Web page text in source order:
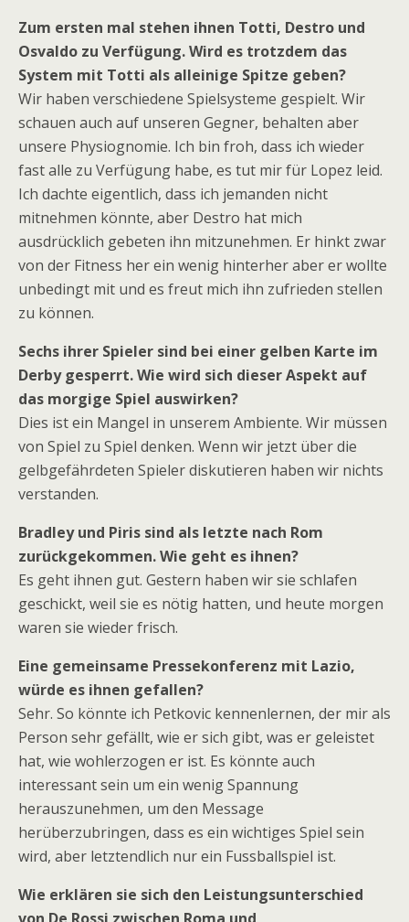
Zum ersten mal stehen ihnen Totti, Destro und
Osvaldo zu Verfügung. Wird es trotzdem das
System mit Totti als alleinige Spitze geben?
Wir haben verschiedene Spielsysteme gespielt. Wir
schauen auch auf unseren Gegner, behalten aber
unsere Physiognomie. Ich bin froh, dass ich wieder
fast alle zu Verfügung habe, es tut mir für Lopez leid.
Ich dachte eigentlich, dass ich jemanden nicht
mitnehmen könnte, aber Destro hat mich
ausdrücklich gebeten ihn mitzunehmen. Er hinkt zwar
von der Fitness her ein wenig hinterher aber er wollte
unbedingt mit und es freut mich ihn zufrieden stellen
zu können.
Sechs ihrer Spieler sind bei einer gelben Karte im
Derby gesperrt. Wie wird sich dieser Aspekt auf
das morgige Spiel auswirken?
Dies ist ein Mangel in unserem Ambiente. Wir müssen
von Spiel zu Spiel denken. Wenn wir jetzt über die
gelbgefährdeten Spieler diskutieren haben wir nichts
verstanden.
Bradley und Piris sind als letzte nach Rom
zurückgekommen. Wie geht es ihnen?
Es geht ihnen gut. Gestern haben wir sie schlafen
geschickt, weil sie es nötig hatten, und heute morgen
waren sie wieder frisch.
Eine gemeinsame Pressekonferenz mit Lazio,
würde es ihnen gefallen?
Sehr. So könnte ich Petkovic kennenlernen, der mir als
Person sehr gefällt, wie er sich gibt, was er geleistet
hat, wie wohlerzogen er ist. Es könnte auch
interessant sein um ein wenig Spannung
herauszunehmen, um den Message
herüberzubringen, dass es ein wichtiges Spiel sein
wird, aber letztendlich nur ein Fussballspiel ist.
Wie erklären sie sich den Leistungsunterschied